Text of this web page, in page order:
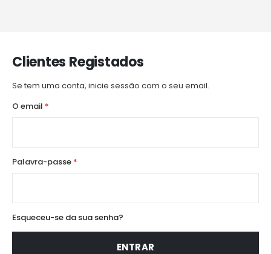
Clientes Registados
Se tem uma conta, inicie sessão com o seu email.
O email
Palavra-passe
Esqueceu-se da sua senha?
ENTRAR